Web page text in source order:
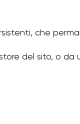
che
del sito, o da